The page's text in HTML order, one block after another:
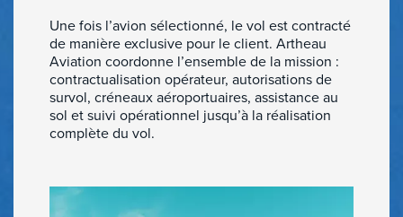
Une fois l’avion sélectionné, le vol est contracté
de manière exclusive pour le client. Artheau
Aviation coordonne l’ensemble de la mission :
contractualisation opérateur, autorisations de
survol, créneaux aéroportuaires, assistance au
sol et suivi opérationnel jusqu’à la réalisation
complète du vol.